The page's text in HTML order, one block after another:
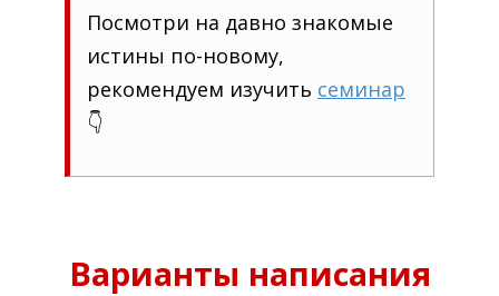
Посмотри на давно знакомые
истины по-новому,
рекомендуем изучить семинар
👇
Варианты написания